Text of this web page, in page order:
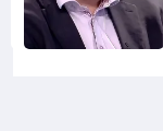
Снимка: бТВ